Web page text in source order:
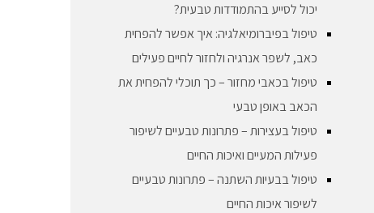
יכול לסייע בהתמודדות טבעית?
טיפול בפיברומיאלגיה: איך אפשר להפחית
כאב, לשפר אנרגיה ולחזור לחיים פעילים
טיפול בכאבי מחזור – כך תוכלי להפחית את
הכאב באופן טבעי
טיפול בעצירות – פתרונות טבעיים לשיפור
פעילות המעיים ואיכות החיים
טיפול בבעיות השתנה – פתרונות טבעיים
לשיפור איכות החיים